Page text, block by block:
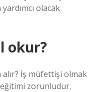
olacak
okur?
İş müfettişi olmak
zorunludur.